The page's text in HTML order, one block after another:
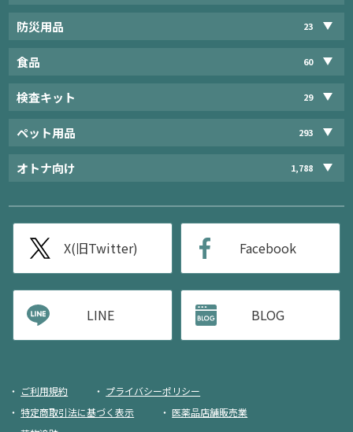
防災用品 23
食品 60
検査キット 29
ペット用品 293
オトナ向け 1,788
X(旧Twitter) Facebook
LINE BLOG
ご利用規約
プライバシーポリシー
特定商取引法に基づく表示
医薬品店舗販売業